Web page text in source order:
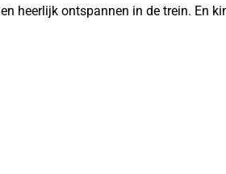
en heerlijk ontspannen in de trein. En